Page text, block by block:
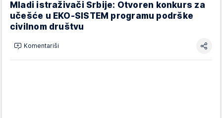
Mladi istraživači Srbije: Otvoren konkurs za
učešće u EKO-SISTEM programu podrške
civilnom društvu
Komentariši